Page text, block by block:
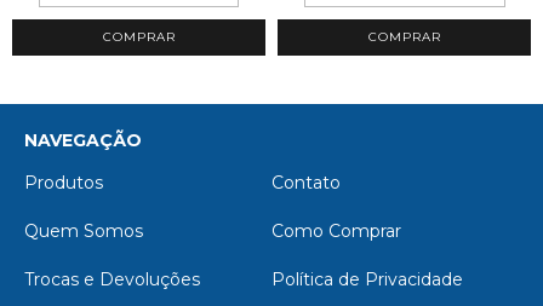
NAVEGAÇÃO
Produtos
Contato
Quem Somos Como Comprar
Trocas e Devoluções Política de Privacidade